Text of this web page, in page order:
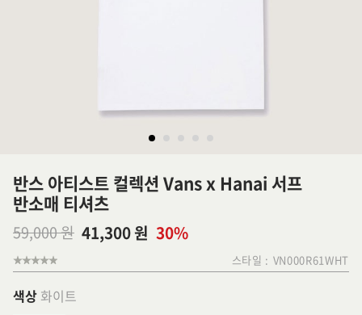
반스 아티스트 컬렉션 Vans x Hanai 서프
반소매 티셔츠
59,000 원 41,300 원 30%
스타일 : VN000R61WHT
색상 화이트